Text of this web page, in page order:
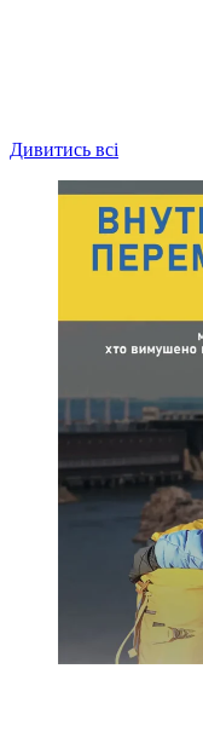
Дивитись всі